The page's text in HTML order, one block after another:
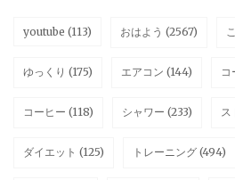
youtube (113) おはよう (2567)
ゆっくり (175) エアコン (144) コ
コーヒー (118) シャワー (233) ス
ダイエット (125) トレーニング (494)